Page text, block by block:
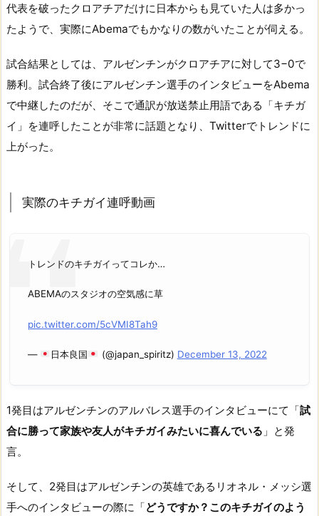
代表を破ったクロアチアだけに日本からも見ていた人は多かっ
たようで、実際にAbemaでもかなりの数がいたことが伺える。
試合結果としては、アルゼンチンがクロアチアに対して3−0で
勝利。試合終了後にアルゼンチン選手のインタビューをAbema
で中継したのだが、そこで通訳が放送禁止用語である「キチガ
イ」を連呼したことが非常に話題となり、Twitterでトレンドに
上がった。
実際のキチガイ連呼動画
トレンドのキチガイってコレか…
ABEMAのスタジオの空気感に草
pic.twitter.com/5cVMI8Tah9
— 日本良国 (@japan_spiritz) December 13, 2022
1発目はアルゼンチンのアルバレス選手のインタビューにて「試
合に勝って家族や友人がキチガイみたいに喜んでいる 」と発
言。
そして、2発目はアルゼンチンの英雄であるリオネル・メッシ選
手へのインタビューの際に「どうですか？このキチガイのよう